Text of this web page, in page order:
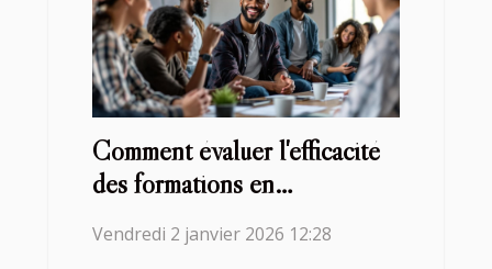
Comment évaluer l'efficacité
des formations en
Vendredi 2 janvier 2026 12:28